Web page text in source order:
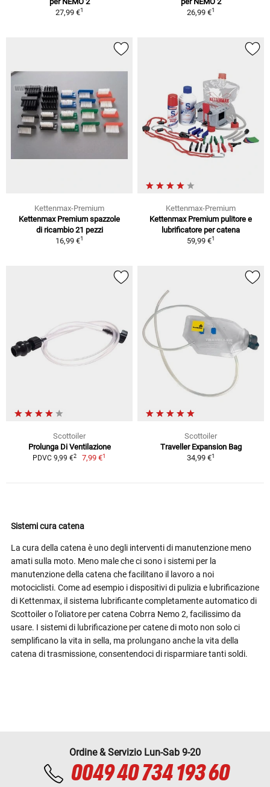
27,99 €1
26,99 €1
Kettenmax-Premium
Kettenmax Premium spazzole
di ricambio 21 pezzi
16,99 €1
Kettenmax-Premium
Kettenmax Premium pulitore e
lubrificatore per catena
59,99 €1
Scottoiler
Prolunga Di Ventilazione
PDVC 9,99 €2 7,99 €1
Scottoiler
Traveller Expansion Bag
34,99 €1
Sistemi cura catena
La cura della catena è uno degli interventi di manutenzione meno
amati sulla moto. Meno male che ci sono i sistemi per la
manutenzione della catena che facilitano il lavoro a noi
motociclisti. Come ad esempio i dispositivi di pulizia e lubrificazione
di Kettenmax, il sistema lubrificante completamente automatico di
Scottoiler o l'oliatore per catena Cobrra Nemo 2, facilissimo da
usare. I sistemi di lubrificazione per catene di moto non solo ci
semplificano la vita in sella, ma prolungano anche la vita della
catena di trasmissione, consentendoci di risparmiare tanti soldi.
Ordine & Servizio Lun-Sab 9-20
0049 40 734 193 60